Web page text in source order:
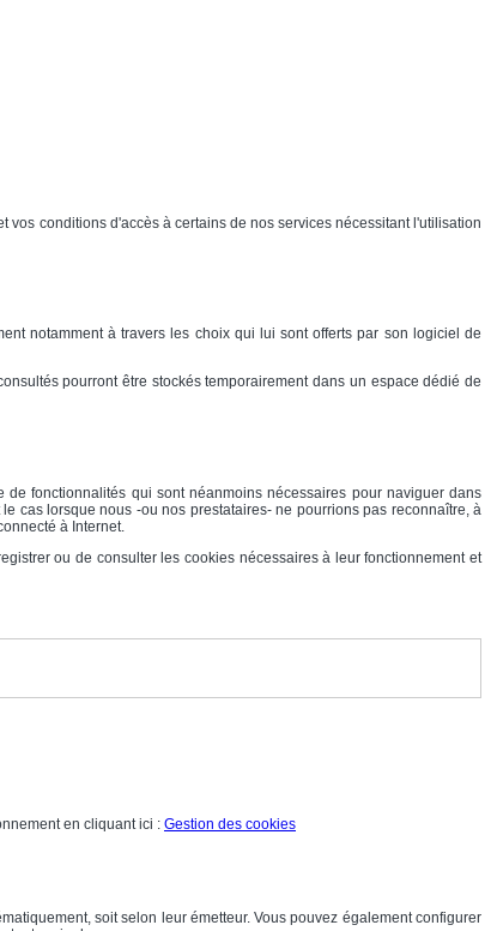
conditions d'accès à certains de nos services nécessitant l'utilisation
notamment à travers les choix qui lui sont offerts par son logiciel de
pourront être stockés temporairement dans un espace dédié de
fonctionnalités qui sont néanmoins nécessaires pour naviguer dans
cas lorsque nous -ou nos prestataires- ne pourrions pas reconnaître, à
à Internet.
ou de consulter les cookies nécessaires à leur fonctionnement et
en cliquant ici : Gestion des cookies
soit selon leur émetteur. Vous pouvez également configurer